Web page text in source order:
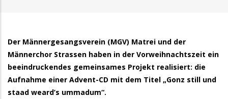
Der Männergesangsverein (MGV) Matrei und der
Männerchor Strassen haben in der Vorweihnachtszeit ein
beeindruckendes gemeinsames Projekt realisiert: die
Aufnahme einer Advent-CD mit dem Titel „Gonz still und
staad weard’s ummadum“.